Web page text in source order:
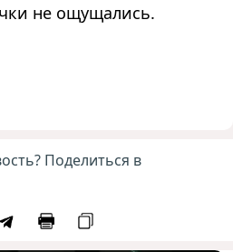
не ощущались.
Поделиться в